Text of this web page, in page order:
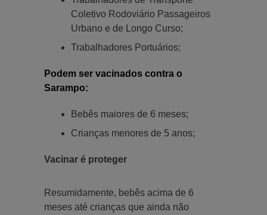
Coletivo Rodoviário Passageiros
Urbano e de Longo Curso;
Trabalhadores Portuários;
Podem ser vacinados contra o
Sarampo:
Bebês maiores de 6 meses;
Crianças menores de 5 anos;
Vacinar é proteger
Resumidamente, bebês acima de 6
meses até crianças que ainda não